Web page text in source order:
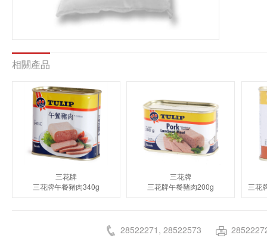
相關產品
三花牌
三花牌午餐豬肉340g
三花牌
三花牌午餐豬肉200g
28522271, 28522573